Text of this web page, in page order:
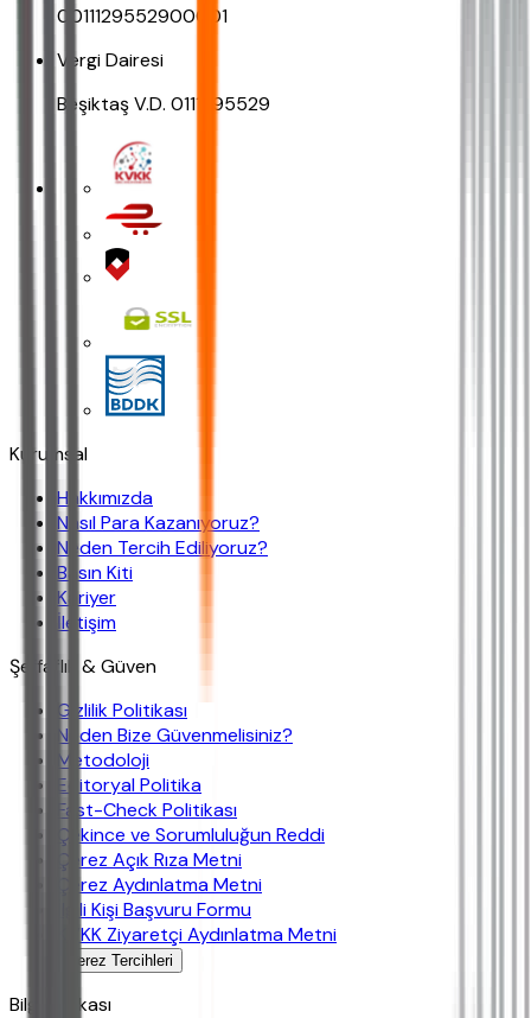
0011129552900001
Vergi Dairesi
Beşiktaş V.D. 0111295529
Kurumsal
Hakkımızda
Nasıl Para Kazanıyoruz?
Neden Tercih Ediliyoruz?
Basın Kiti
Kariyer
İletişim
Şeffaflık & Güven
Gizlilik Politikası
Neden Bize Güvenmelisiniz?
Metodoloji
Editoryal Politika
Fast-Check Politikası
Çekince ve Sorumluluğun Reddi
Çerez Açık Rıza Metni
Çerez Aydınlatma Metni
İlgili Kişi Başvuru Formu
KVKK Ziyaretçi Aydınlatma Metni
Çerez Tercihleri
Bilgi Bankası